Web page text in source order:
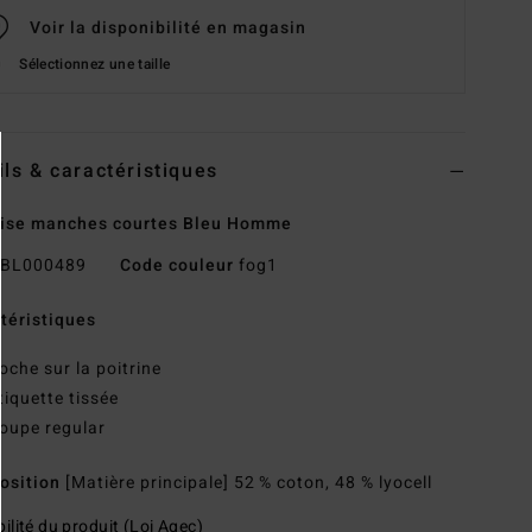
Voir la disponibilité en magasin
Sélectionnez une taille
& caractéristiques
manches courtes Bleu Homme
BL000489 Code couleur fog1
Poche sur la poitrine
Étiquette tissée
Coupe regular
[Matière principale] 52 % coton, 48 % lyocell